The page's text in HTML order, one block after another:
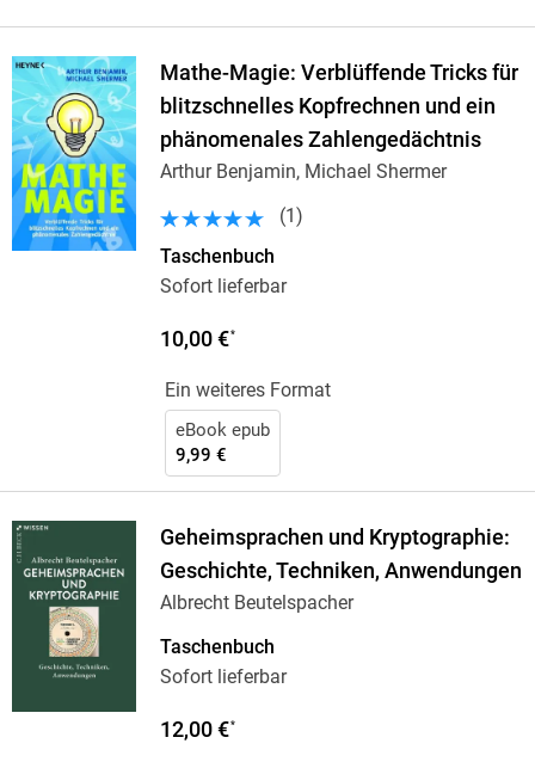
Mathe-Magie: Verblüffende Tricks für
blitzschnelles Kopfrechnen und ein
phänomenales Zahlengedächtnis
Arthur Benjamin, Michael Shermer
(1 )
Taschenbuch
Sofort lieferbar
10,00 €*
Ein weiteres Format
eBook epub
9,99 €
Geheimsprachen und Kryptographie:
Geschichte, Techniken, Anwendungen
Albrecht Beutelspacher
Taschenbuch
Sofort lieferbar
12,00 €*